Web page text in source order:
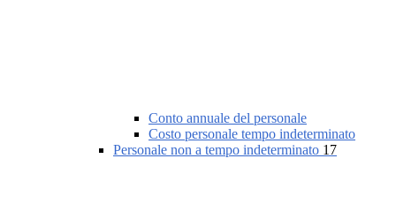
Conto annuale del personale
Costo personale tempo indeterminato
Personale non a tempo indeterminato 17